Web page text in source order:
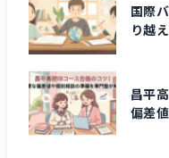
国際
り越
昌平
偏差